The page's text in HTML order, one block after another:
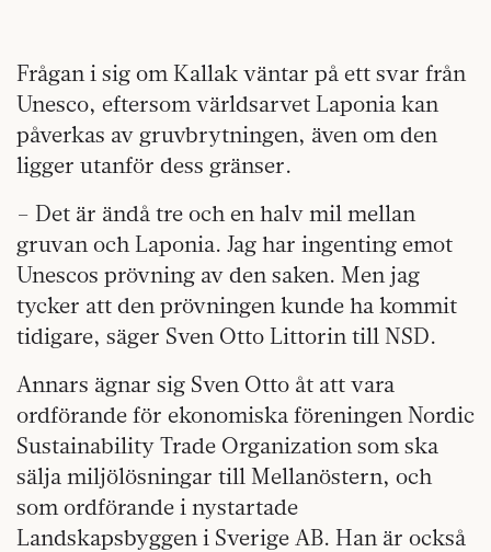
Frågan i sig om Kallak väntar på ett svar från
Unesco, eftersom världsarvet Laponia kan
påverkas av gruvbrytningen, även om den
ligger utanför dess gränser.
– Det är ändå tre och en halv mil mellan
gruvan och Laponia. Jag har ingenting emot
Unescos prövning av den saken. Men jag
tycker att den prövningen kunde ha kommit
tidigare, säger Sven Otto Littorin till NSD.
Annars ägnar sig Sven Otto åt att vara
ordförande för ekonomiska föreningen Nordic
Sustainability Trade Organization som ska
sälja miljölösningar till Mellanöstern, och
som ordförande i nystartade
Landskapsbyggen i Sverige AB. Han är också